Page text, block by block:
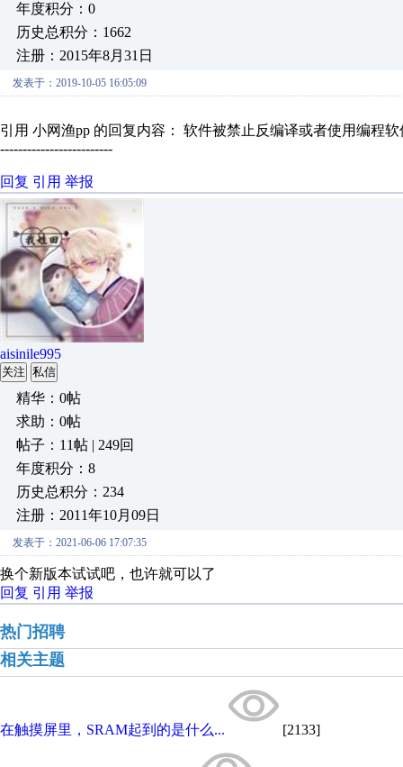
年度积分：0
历史总积分：1662
注册：2015年8月31日
发表于：2019-10-05 16:05:09
引用 小网渔pp 的回复内容： 软件被禁止反编译或者使用编程
-------------------------
回复 引用 举报
aisinile995
关注 私信
精华：0帖
求助：0帖
帖子：11帖 | 249回
年度积分：8
历史总积分：234
注册：2011年10月09日
发表于：2021-06-06 17:07:35
换个新版本试试吧，也许就可以了
回复 引用 举报
热门招聘
相关主题
在触摸屏里，SRAM起到的是什么... [2133]